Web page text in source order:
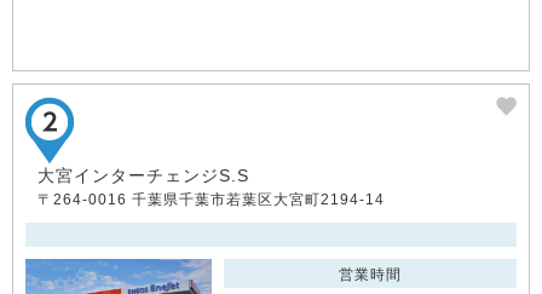
大宮インターチェンジS.S
〒264-0016 千葉県千葉市若葉区大宮町2194-14
営業時間